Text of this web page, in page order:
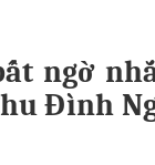
ngờ
Đình